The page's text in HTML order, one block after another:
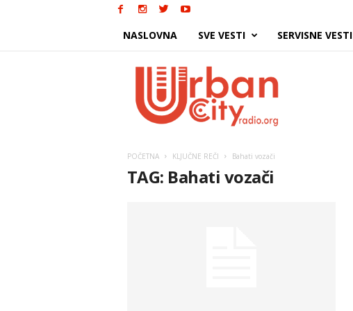
NASLOVNA SVE VESTI SERVISNE VESTI
POČETNA KLJUČNE REČI Bahati vozači
TAG: Bahati vozači